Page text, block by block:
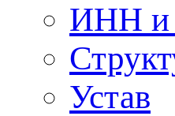
ИНН
Устав